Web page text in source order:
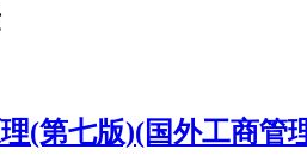
(第七版)(国外工商管